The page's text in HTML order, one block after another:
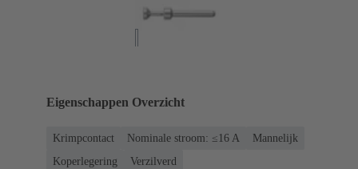
Eigenschappen Overzicht
Krimpcontact Nominale stroom: ≤16 A
Mannelijk
Koperlegering
Verzilverd